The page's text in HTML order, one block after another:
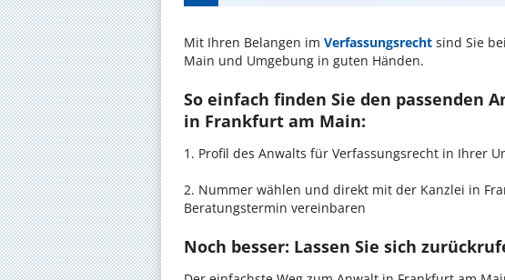
Mit Ihren Belangen im Verfassungsrecht sind Sie
Main und Umgebung in guten Händen.
So einfach finden Sie den passenden
in Frankfurt am Main:
1. Profil des Anwalts für Verfassungsrecht in Ihrer
2. Nummer wählen und direkt mit der Kanzlei in
Beratungstermin vereinbaren
Noch besser: Lassen Sie sich